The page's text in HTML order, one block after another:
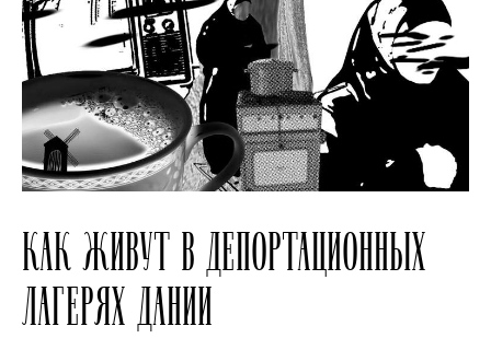
КАК ЖИВУТ В ДЕПОРТАЦИОННЫХ
ЛАГЕРЯХ ДАНИИ